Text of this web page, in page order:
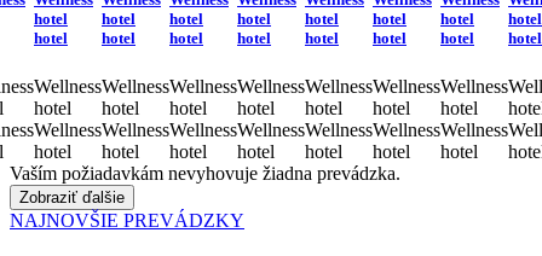
hotel
hotel
Wellness
hotel
Wellness
hotel
hotel
hotel
Wellness
hotel
Wellness
hotel
hotel
hotel
Wellness
hotel
Wellness
hotel
hotel
hotel
Wellness
hotel
Wellness
hotel
hotel
hotel
Wellness
hotel
Wellness
hotel
hotel
hotel
Wellness
hotel
Wellness
hotel
hotel
hotel
Wellness
hotel
Wellness
hotel
hotel
hotel
Vaším požiadavkám nevyhovuje žiadna prevádzka.
Zobraziť ďalšie
NAJNOVŠIE PREVÁDZKY